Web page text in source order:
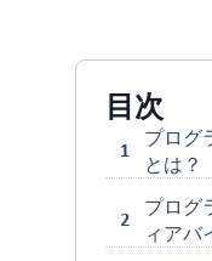
目次
1
プログ
とは？
2
プログ
ィアバ